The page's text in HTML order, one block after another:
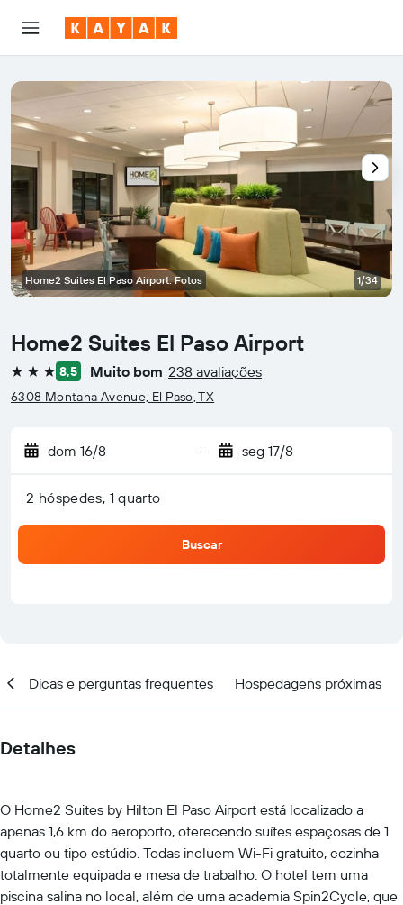
Home2 Suites El Paso Airport
3 estrelas8,5 Muito bom 238 avaliações
6308 Montana Avenue, El Paso, TX
dom 16/8 - seg 17/8
2 hóspedes, 1 quarto
Buscar
Home2 Suites El Paso Airport: Fotos 1/34
Dicas e perguntas frequentes Hospedagens próximas
Detalhes
O Home2 Suites by Hilton El Paso Airport está localizado a
apenas 1,6 km do aeroporto, oferecendo suítes espaçosas de 1
quarto ou tipo estúdio. Todas incluem Wi-Fi gratuito, cozinha
totalmente equipada e mesa de trabalho. O hotel tem uma
piscina salina no local, além de uma academia Spin2Cycle, que